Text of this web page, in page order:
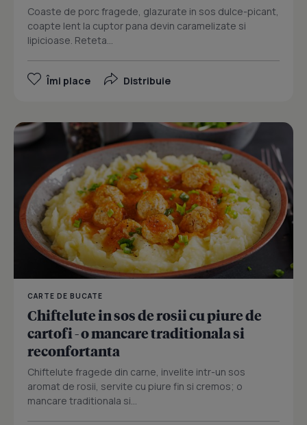
Coaste de porc fragede, glazurate in sos dulce-picant,
coapte lent la cuptor pana devin caramelizate si
lipicioase. Reteta...
Îmi place Distribuie
CARTE DE BUCATE
Chiftelute in sos de rosii cu piure de
cartofi - o mancare traditionala si
reconfortanta
Chiftelute fragede din carne, invelite intr-un sos
aromat de rosii, servite cu piure fin si cremos; o
mancare traditionala si...